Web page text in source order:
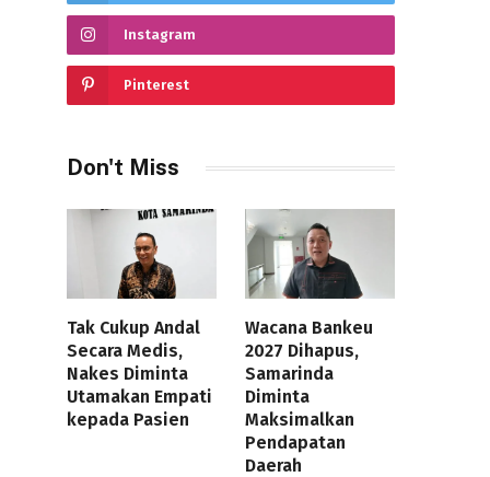
Instagram
Pinterest
Don't Miss
Tak Cukup Andal
Secara Medis,
Nakes Diminta
Utamakan Empati
kepada Pasien
Wacana Bankeu
2027 Dihapus,
Samarinda
Diminta
Maksimalkan
Pendapatan
Daerah